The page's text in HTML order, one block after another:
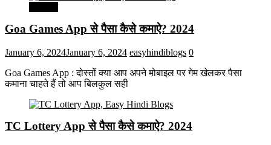
Goa Games App से पैसा कैसे कमाऐ? 2024
January 6, 2024January 6, 2024 easyhindiblogs 0
Goa Games App : दोस्तों क्या आप अपने मोबाइल पर गेम खेलकर पैसा
कमाना चाहते हैं तो आप बिलकुल सही
TC Lottery App से पैसा कैसे कमाऐ? 2024